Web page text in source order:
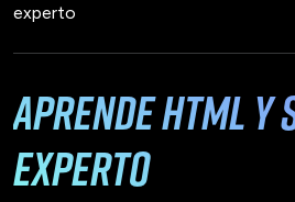
experto
Aprende HTML y
experto